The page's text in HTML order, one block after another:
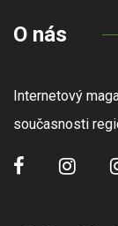
O nás
Internetový
současnosti